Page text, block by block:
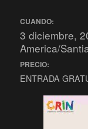
CUANDO:
3 diciembre,
America/
PRECIO:
ENTRADA